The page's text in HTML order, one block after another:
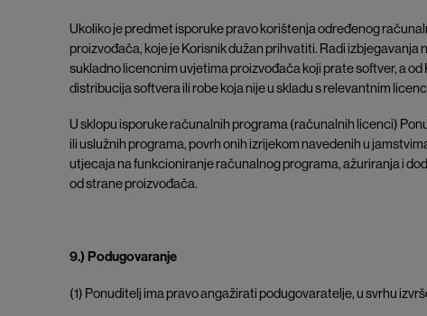
Ukoliko je predmet isporuke pravo korištenja određenog
proizvođača, koje je Korisnik dužan prihvatiti. Radi
sukladno licencnim uvjetima proizvođača koji prate softver, a
distribucija softvera ili robe koja nije u skladu s relevantnim
U sklopu isporuke računalnih programa (računalnih licenci)
ili uslužnih programa, povrh onih izrijekom navedenih u
utjecaja na funkcioniranje računalnog programa, ažuriranja i
od strane proizvođača.
9.) Podugovaranje
(1) Ponuditelj ima pravo angažirati podugovaratelje, u svrhu